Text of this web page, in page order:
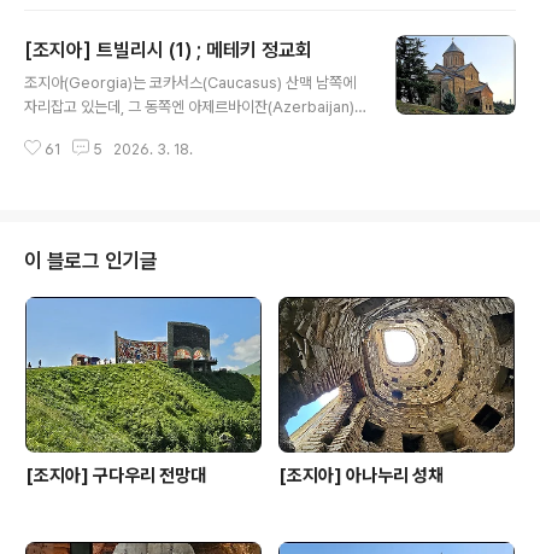
과 요새를 세운 것이 그 기원이 되었다. 쿠라 강 건너편으로
나리칼라 요새(Narikala Fortress)와 트빌리시 도심이
한 눈에 들어오는 위치라 제법 관광 명소로 통했다. 메테키
pe Square)과 리케 공원(Rike Park)이 나오는데 사람
[조지아] 트빌리시 (1) ; 메테키 정교회
조지아(Georgia)는 코카서스(Caucasus) 산맥 남쪽에
자리잡고 있는데, 그 동쪽엔 아제르바이잔(Azerbaijan)
ea)와 접해 있다. 면적은 77,000㎢에 인구는 400만
임없는 침략으로 조지아를 괴롭혔다. 그 수난사를 이야기
하면 끝이 없을 정도다. 중세시대인 1008년 바그라트 3세
(Bagrat III)에 의해 처음으로 통일 왕조를 세운 뒤로, 타마
르 여왕(Tamar the Great) 치세에 전성기를 누리다가 1
222년 몽골의 지배를 받게 되었다. ..
61 5 2026. 3. 18.
이 블로그 인기글
[조지아] 구다우리 전망대 [조지아] 아나누리 성채